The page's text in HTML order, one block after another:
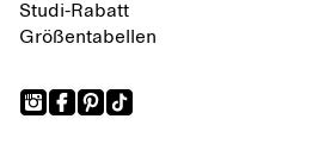
Studi-Rabatt
Größentabellen